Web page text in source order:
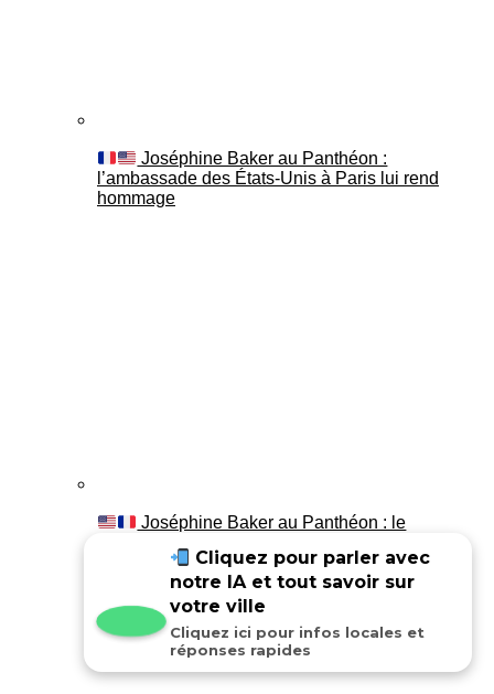
Joséphine Baker au Panthéon :
l’ambassade des États-Unis à Paris lui rend
hommage
Joséphine Baker au Panthéon : le
Cliquez pour parler avec
notre IA et tout savoir sur
votre ville
Cliquez ici pour infos locales et
réponses rapides